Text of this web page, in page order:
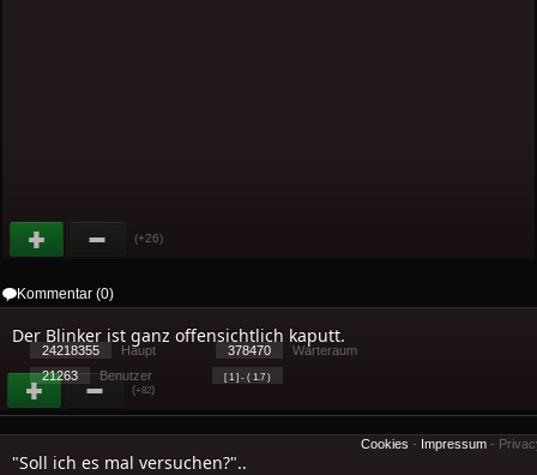
(+26)
Kommentar (0)
Der Blinker ist ganz offensichtlich kaputt.
(+82)
"Soll ich es mal versuchen?"..
24218355 Haupt 378470
Warteraum
21263
Benutzer [ 1 ] - ( 1.7 )
Cookies - Impressum -